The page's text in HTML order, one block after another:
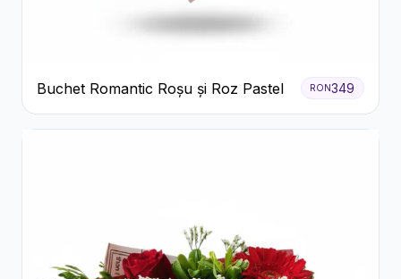
Buchet Romantic Roșu și Roz Pastel RON349